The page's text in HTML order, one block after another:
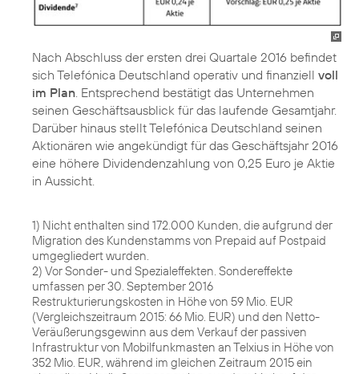
Nach Abschluss der ersten drei Quartale 2016 befindet
sich Telefónica Deutschland operativ und finanziell voll
im Plan. Entsprechend bestätigt das Unternehmen
seinen Geschäftsausblick für das laufende Gesamtjahr.
Darüber hinaus stellt Telefónica Deutschland seinen
Aktionären wie angekündigt für das Geschäftsjahr 2016
eine höhere Dividendenzahlung von 0,25 Euro je Aktie
in Aussicht.
1) Nicht enthalten sind 172.000 Kunden, die aufgrund der
Migration des Kundenstamms von Prepaid auf Postpaid
umgegliedert wurden.
2) Vor Sonder- und Spezialeffekten. Sondereffekte
umfassen per 30. September 2016
Restrukturierungskosten in Höhe von 59 Mio. EUR
(Vergleichszeitraum 2015: 66 Mio. EUR) und den Netto-
Veräußerungsgewinn aus dem Verkauf der passiven
Infrastruktur von Mobilfunkmasten an Telxius in Höhe von
352 Mio. EUR, während im gleichen Zeitraum 2015 ein